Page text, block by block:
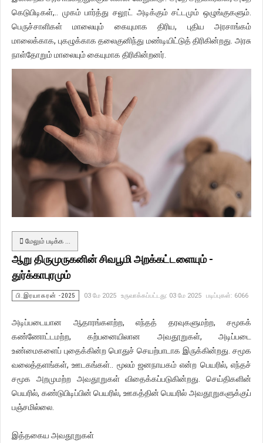
கெடுபிடிகள்,.. முகம் பார்த்து சலூட் அடிக்கும் சட்டமும் ஒழுங்குகளும்.
பெருச்சாளிகள் மாலையும் கையுமாக திரிய, புதிய அரசாங்கம்
மாலைக்காக, புகழுக்காக தலைகுனிந்து மண்டியிட்டுத் திரிகின்றது. அரசு
நாள்தோறும் மாலையும் கையுமாக திரிகின்றனர்.
மேலும் படிக்க …
ஆறு திருமுருகனின் சிவபூமி அறக்கட்டளையும் -
துர்க்காபுரமும்
பி.இரயாகரன் -2025 03 மே 2025 உருவாக்கப்பட்டது: 03 மே 2025 படிப்புகள்: 6066
அடிப்படையான ஆதாரங்களற்ற, எந்தத் தரவுகளுமற்ற, சமூகக்
கண்ணோட்டமற்ற, கற்பனையிலான அவதூறுகள், அடிப்படை
உண்மைகளைப் புதைக்கின்ற பொதுச் செயற்பாடாக இருக்கின்றது. சமூக
வலைத்தளங்கள், ஊடகங்கள்.. மூலம் ஜனநாயகம் என்ற பெயரில், எந்தச்
சமூக அறமுமற்ற அவதூறுகள் விதைக்கப்படுகின்றது. செய்திகளின்
பெயரில், கண்டுபிடிப்பின் பெயரில், ஊகத்தின் பெயரில் அவதூறுகளுக்குப்
பஞ்சமில்லை.
இத்தகைய அவதூறுகள்